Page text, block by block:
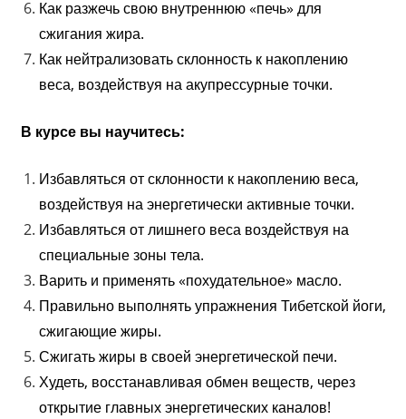
Как разжечь свою внутреннюю «печь» для
сжигания жира.
Как нейтрализовать склонность к накоплению
веса, воздействуя на акупрессурные точки.
В курсе вы научитесь:
Избавляться от склонности к накоплению веса,
воздействуя на энергетически активные точки.
Избавляться от лишнего веса воздействуя на
специальные зоны тела.
Варить и применять «похудательное» масло.
Правильно выполнять упражнения Тибетской йоги,
сжигающие жиры.
Сжигать жиры в своей энергетической печи.
Худеть, восстанавливая обмен веществ, через
открытие главных энергетических каналов!